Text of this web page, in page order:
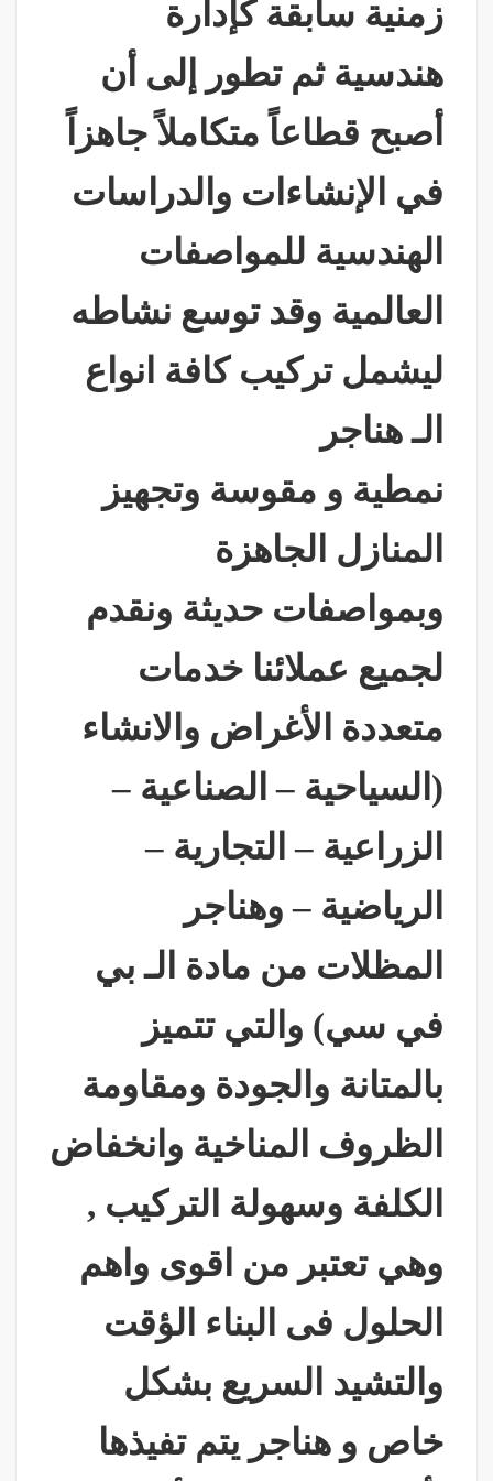
زمنية سابقة كإدارة
هندسية ثم تطور إلى أن
أصبح قطاعاً متكاملاً جاهزاً
في الإنشاءات والدراسات
الهندسية للمواصفات
العالمية وقد توسع نشاطه
ليشمل تركيب كافة انواع
الـ هناجر
نمطية و مقوسة وتجهيز
المنازل الجاهزة
وبمواصفات حديثة ونقدم
لجميع عملائنا خدمات
متعددة الأغراض والانشاء
(السياحية – الصناعية –
الزراعية – التجارية –
الرياضية – وهناجر
المظلات من مادة الـ بي
في سي) والتي تتميز
بالمتانة والجودة ومقاومة
الظروف المناخية وانخفاض
الكلفة وسهولة التركيب ,
وهي تعتبر من اقوى واهم
الحلول فى البناء الؤقت
والتشيد السريع بشكل
خاص و هناجر يتم تفيذها